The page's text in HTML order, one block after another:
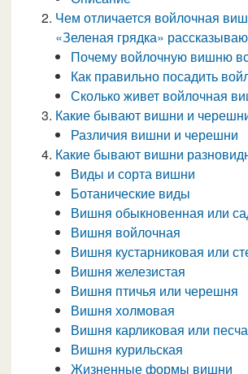
Чем отличается войлочная
«Зеленая грядка»
Почему войлочную вишню
Как правильно посадить
Сколько живет войлочная
Какие бывают вишни и
Различия вишни и черешни
Какие бывают вишни
Виды и сорта вишни
Ботанические виды
Вишня обыкновенная или
Вишня войлочная
Вишня кустарниковая или
Вишня железистая
Вишня птичья или черешня
Вишня холмовая
Вишня карликовая или
Вишня курильская
Жизненные формы вишни